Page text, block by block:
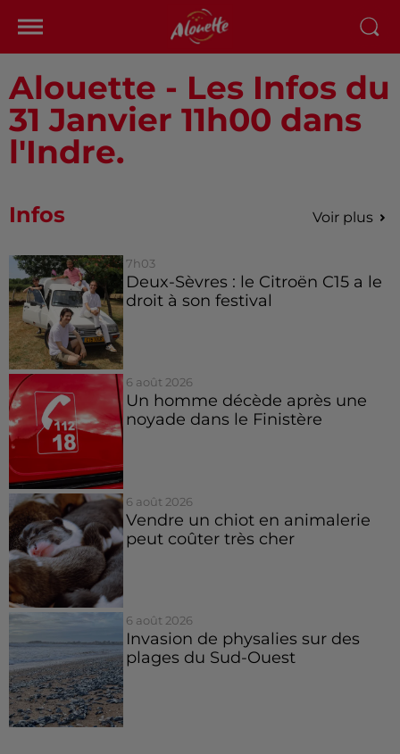
Alouette - Les Infos du
31 Janvier 11h00 dans
l'Indre.
Infos Voir plus
7h03
Deux-Sèvres : le Citroën C15 a le
droit à son festival
6 août 2026
Un homme décède après une
noyade dans le Finistère
6 août 2026
Vendre un chiot en animalerie
peut coûter très cher
6 août 2026
Invasion de physalies sur des
plages du Sud-Ouest